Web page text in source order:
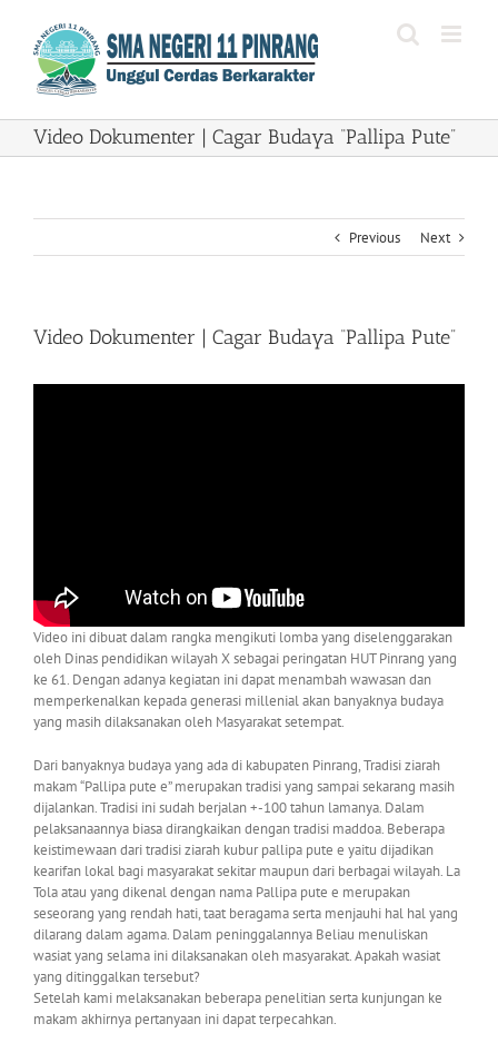
content
Video Dokumenter | Cagar Budaya “Pallipa Pute”
Previous Next
Video Dokumenter | Cagar Budaya “Pallipa Pute”
Video ini dibuat dalam rangka mengikuti lomba yang diselenggarakan
oleh Dinas pendidikan wilayah X sebagai peringatan HUT Pinrang yang
ke 61. Dengan adanya kegiatan ini dapat menambah wawasan dan
memperkenalkan kepada generasi millenial akan banyaknya budaya
yang masih dilaksanakan oleh Masyarakat setempat.
Dari banyaknya budaya yang ada di kabupaten Pinrang, Tradisi ziarah
makam “Pallipa pute e” merupakan tradisi yang sampai sekarang masih
dijalankan. Tradisi ini sudah berjalan +-100 tahun lamanya. Dalam
pelaksanaannya biasa dirangkaikan dengan tradisi maddoa. Beberapa
keistimewaan dari tradisi ziarah kubur pallipa pute e yaitu dijadikan
kearifan lokal bagi masyarakat sekitar maupun dari berbagai wilayah. La
Tola atau yang dikenal dengan nama Pallipa pute e merupakan
seseorang yang rendah hati, taat beragama serta menjauhi hal hal yang
dilarang dalam agama. Dalam peninggalannya Beliau menuliskan
wasiat yang selama ini dilaksanakan oleh masyarakat. Apakah wasiat
yang ditinggalkan tersebut?
Setelah kami melaksanakan beberapa penelitian serta kunjungan ke
makam akhirnya pertanyaan ini dapat terpecahkan.